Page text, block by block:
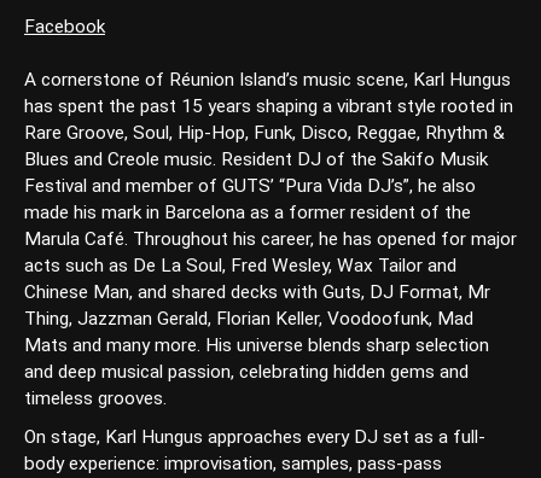
Facebook
A cornerstone of Réunion Island’s music scene, Karl Hungus
has spent the past 15 years shaping a vibrant style rooted in
Rare Groove, Soul, Hip-Hop, Funk, Disco, Reggae, Rhythm &
Blues and Creole music. Resident DJ of the Sakifo Musik
Festival and member of GUTS’ “Pura Vida DJ’s”, he also
made his mark in Barcelona as a former resident of the
Marula Café. Throughout his career, he has opened for major
acts such as De La Soul, Fred Wesley, Wax Tailor and
Chinese Man, and shared decks with Guts, DJ Format, Mr
Thing, Jazzman Gerald, Florian Keller, Voodoofunk, Mad
Mats and many more. His universe blends sharp selection
and deep musical passion, celebrating hidden gems and
timeless grooves.
On stage, Karl Hungus approaches every DJ set as a full-
body experience: improvisation, samples, pass-pass